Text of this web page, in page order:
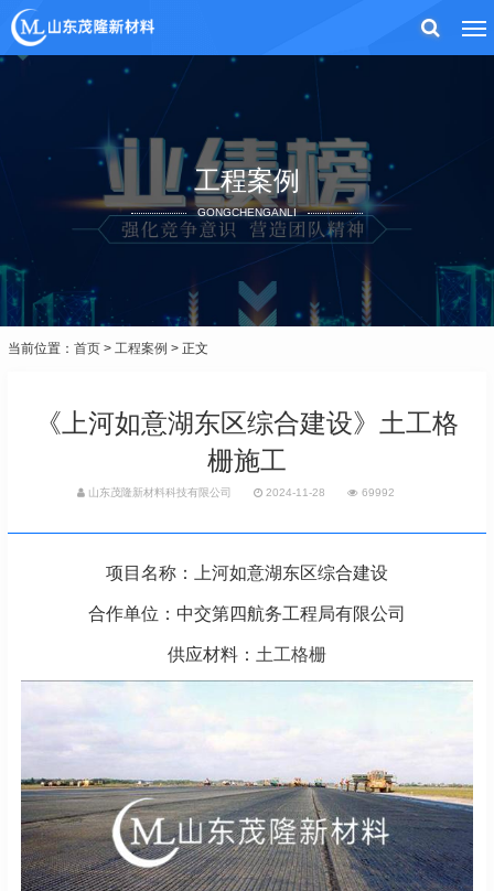
工程案例
GONGCHENGANLI
当前位置： 首页 > 工程案例 > 正文
《上河如意湖东区综合建设》土工格
栅施工
山东茂隆新材料科技有限公司 2024-11-28 69992
项目名称：上河如意湖东区综合建设
合作单位：中交第四航务工程局有限公司
供应材料： 土工格栅